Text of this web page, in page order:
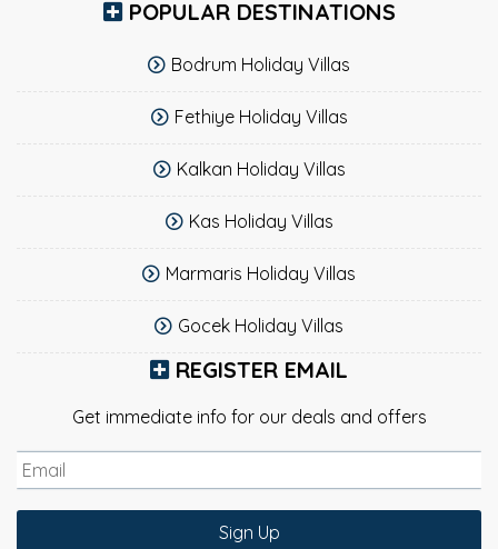
POPULAR DESTINATIONS
Bodrum Holiday Villas
Fethiye Holiday Villas
Kalkan Holiday Villas
Kas Holiday Villas
Marmaris Holiday Villas
Gocek Holiday Villas
REGISTER EMAIL
Get immediate info for our deals and offers
Sign Up